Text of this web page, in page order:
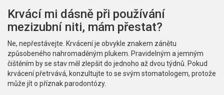
Krvácí mi dásně při používání
mezizubní niti, mám přestat?
Ne, nepřestávejte. Krvácení je obvykle znakem zánětu
způsobeného nahromaděným plukem. Pravidelným a jemným
čištěním by se stav měl zlepšit do jednoho až dvou týdnů. Pokud
krvácení přetrvává, konzultujte to se svým stomatologem, protože
může jít o příznak parodontózy.